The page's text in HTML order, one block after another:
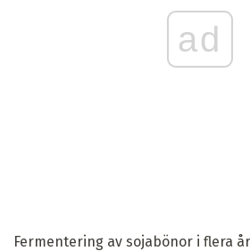
ad
Fermentering av sojabönor i flera